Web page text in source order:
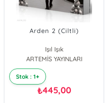
Arden 2 (Ciltli)
Işıl Işık
ARTEMİS YAYINLARI
Stok : 1+
₺445,00